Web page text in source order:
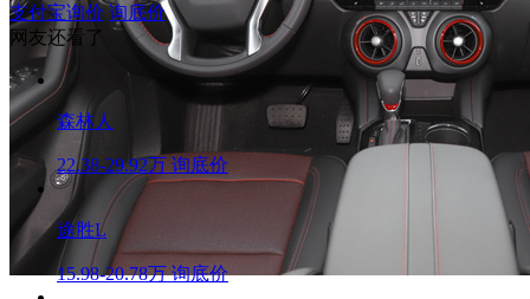
支付宝询价 询底价
网友还看了
森林人
22.38-29.92万 询底价
途胜L
15.98-20.78万 询底价